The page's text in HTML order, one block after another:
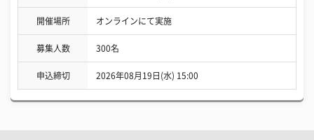
開催場所 オンラインにて実施
募集人数 300名
申込締切 2026年08月19日(水) 15:00